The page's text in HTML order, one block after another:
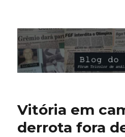
Blog do Ilgo
Vitória em
derrota fora